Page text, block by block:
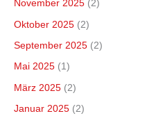
November 2025 (2)
Oktober 2025 (2)
September 2025 (2)
Mai 2025 (1)
März 2025 (2)
Januar 2025 (2)